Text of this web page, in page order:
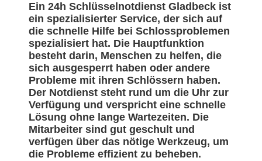
Ein 24h Schlüsselnotdienst Gladbeck ist
ein spezialisierter Service, der sich auf
die schnelle Hilfe bei Schlossproblemen
spezialisiert hat. Die Hauptfunktion
besteht darin, Menschen zu helfen, die
sich ausgesperrt haben oder andere
Probleme mit ihren Schlössern haben.
Der Notdienst steht rund um die Uhr zur
Verfügung und verspricht eine schnelle
Lösung ohne lange Wartezeiten. Die
Mitarbeiter sind gut geschult und
verfügen über das nötige Werkzeug, um
die Probleme effizient zu beheben.